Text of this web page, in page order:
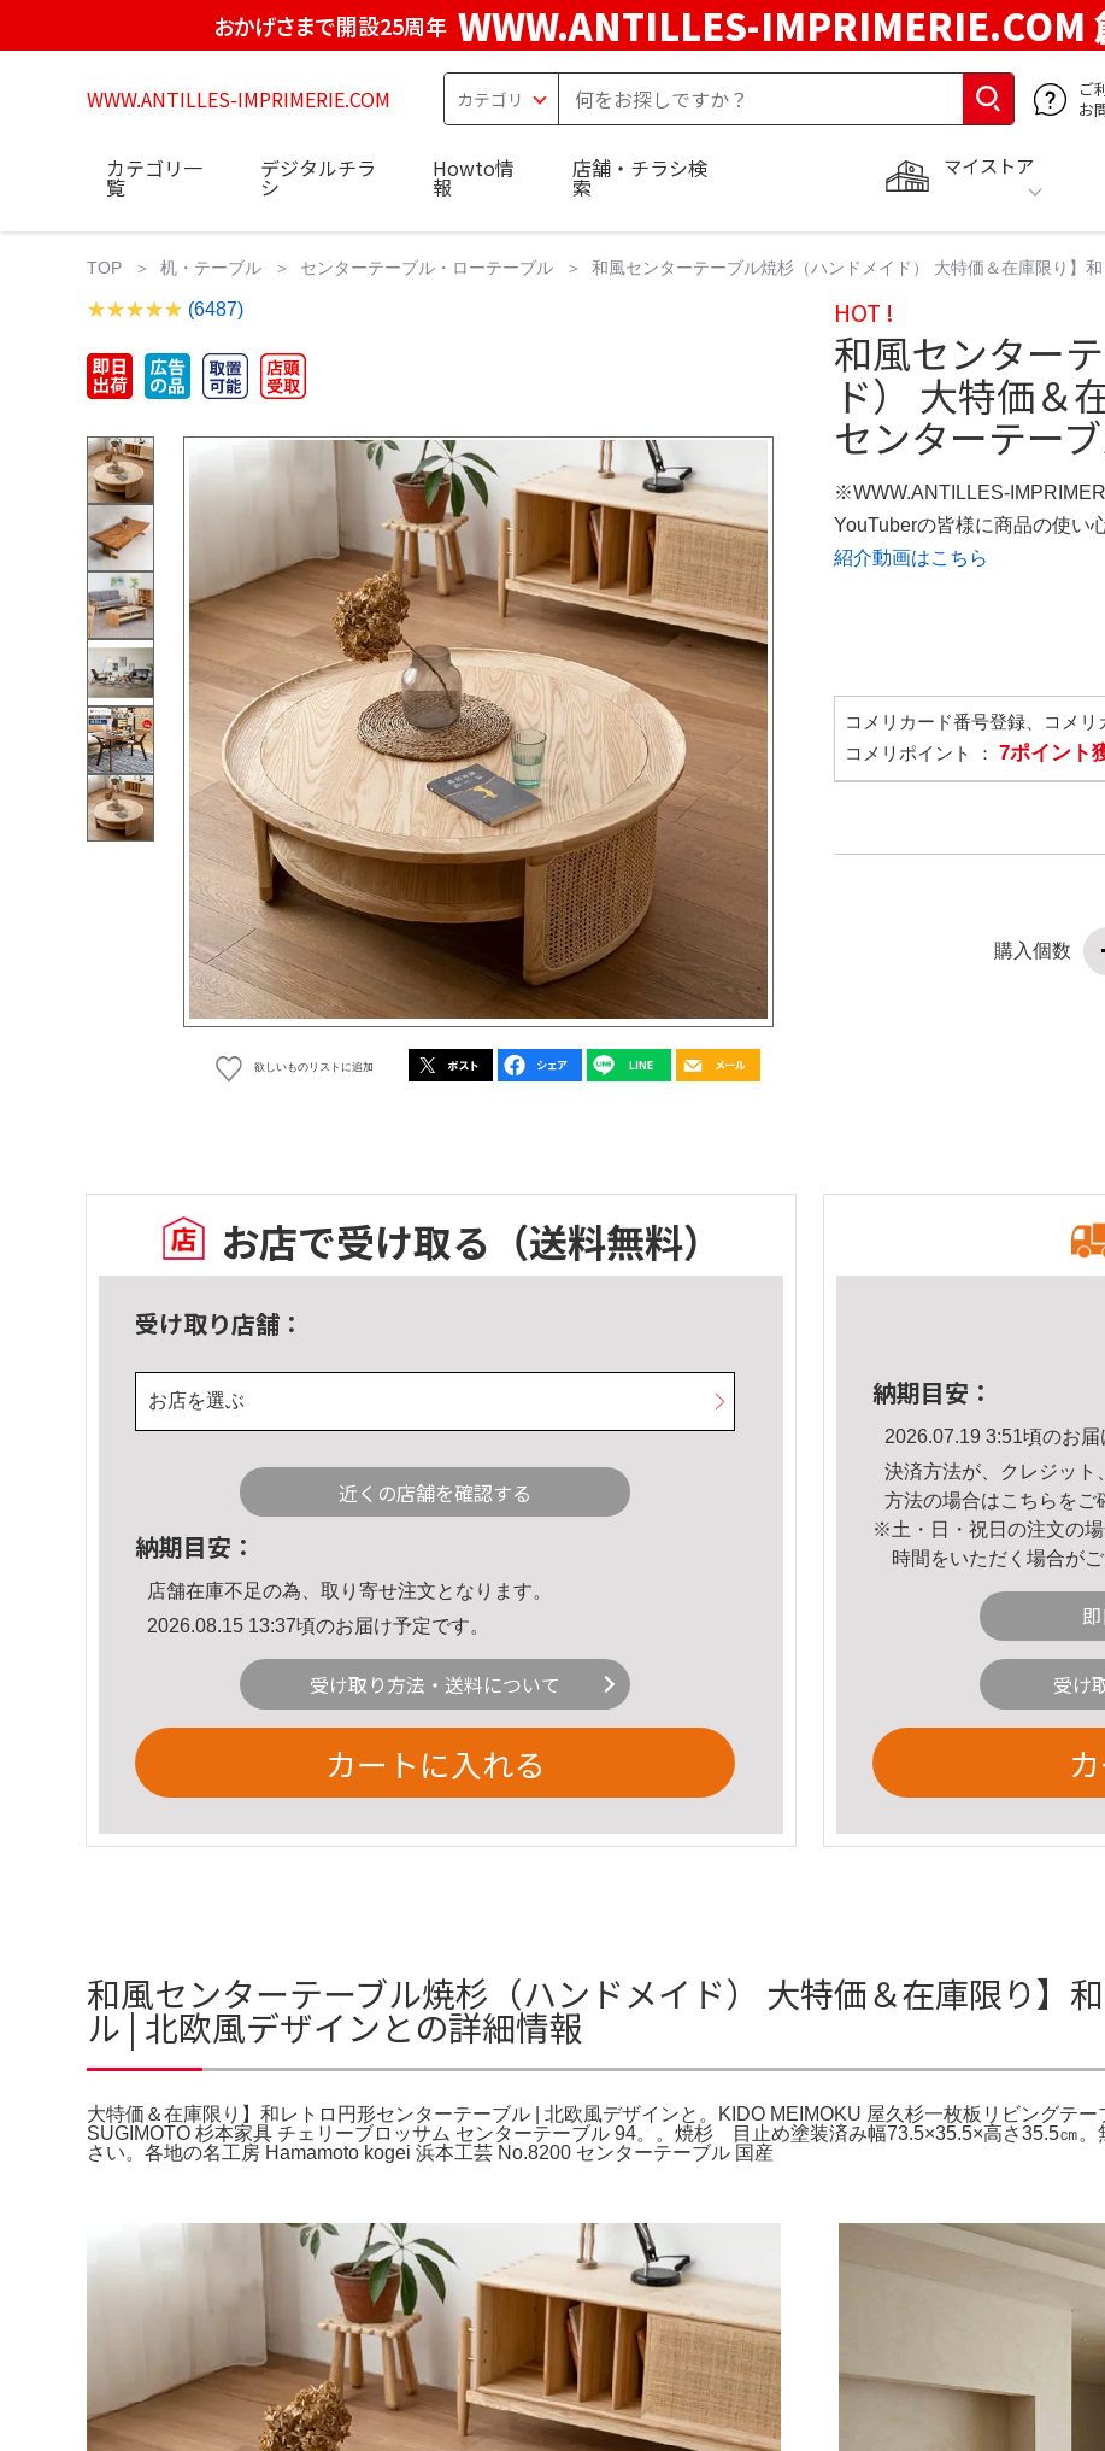
おかげさまで開設25周年 WWW.ANTILLES-IMPRIMERIE.COM
WWW.ANTILLES-IMPRIMERIE.COM
ご
お
マイストア
カテゴリ一
覧
デジタルチラ
シ
Howto情
報
店舗・チラシ検
索
TOP 机・テーブル センターテーブル・ローテーブル 和風センターテーブル焼杉（ハンドメイド） 大特価＆在庫限り】
(6487)
欲しいものリストに追加
HOT !
和風センター
ド） 大特価＆
センターテー
※WWW.ANTILLES-
YouTuberの皆様に商品の使い
紹介動画はこちら
コメリカード番号登録、コメ
コメリポイント ： 7ポイント
購入個数
お店で受け取る （送料無料）
受け取り店舗：
お店を選ぶ
近くの店舗を確認する
納期目安：
店舗在庫不足の為、取り寄せ注文となります。
2026.08.15 13:37頃のお届け予定です。
受け取り方法・送料について
カートに入れる
納期目安：
2026.07.19 3:51頃のお届
決済方法が、クレジット
方法の場合はこちら をご
※土・日・祝日の注文の
時間をいただく場合がご
受け
和風センターテーブル焼杉（ハンドメイド） 大特価＆在庫限り】
ル | 北欧風デザインとの詳細情報
大特価＆在庫限り】和レトロ円形センターテーブル | 北欧風デザインと。KIDO MEIMOKU 屋久杉一枚板リビングテ
SUGIMOTO 杉本家具 チェリーブロッサム センターテーブル 94。。焼杉 目止め塗装済み幅73.5×35.5×高さ35.5㎝
さい。各地の名工房 Hamamoto kogei 浜本工芸 No.8200 センターテーブル 国産